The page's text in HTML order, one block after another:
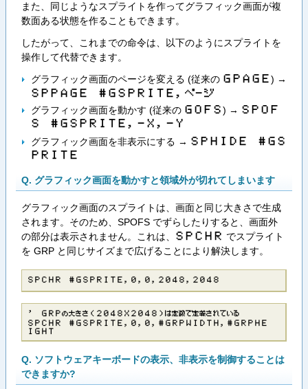
また、同じようなスプライトを作ってグラフィック画面が複
数面ある状態を作ることもできます。
したがって、これまでの命令は、以下のようにスプライトを
操作して代替できます。
グラフィック画面のページを変える (従来の G​P​A​G​E ) →
S​P​P​A​G​E​ ​#​G​S​P​R​I​T​E​,​ペ​ー​ジ
グラフィック画面を動かす (従来の G​O​F​S ) → S​P​O​F​
S​ ​#​G​S​P​R​I​T​E​,​-​X​,​-​Y
グラフィック画面を非表示にする → S​P​H​I​D​E​ ​#​G​S​
P​R​I​T​E
Q. グラフィック画面を動かすと領域外が切れてしまいます
グラフィック画面のスプライトは、画面と同じ大きさで生成
されます。そのため、SPOFS でずらしたりすると、画面外
の部分は表示されません。これは、
S​P​C​H​R でスプライト
を GRP と同じサイズまで広げることにより解決します。
Ｓ​Ｐ​Ｃ​Ｈ​Ｒ​ ​＃​Ｇ​Ｓ​Ｐ​Ｒ​Ｉ​Ｔ​Ｅ​，​０​，​０​，​２​０​４​８​，​２​０​４​８
’​ ​Ｇ​Ｒ​Ｐ​の​大​き​さ​（​２​０​４​８​Ｘ​２​０​４​８​）​は​定​数​で​定​義​さ​れ​て​い​る
Ｓ​Ｐ​Ｃ​Ｈ​Ｒ​ ​＃​Ｇ​Ｓ​Ｐ​Ｒ​Ｉ​Ｔ​Ｅ​，​０​，​０​，​＃​Ｇ​Ｒ​Ｐ​Ｗ​Ｉ​Ｄ​Ｔ​Ｈ​，​＃​Ｇ​Ｒ​Ｐ​Ｈ​Ｅ​
Ｉ​Ｇ​Ｈ​Ｔ
Q. ソフトウェアキーボードの表示、非表示を制御することは
できますか?